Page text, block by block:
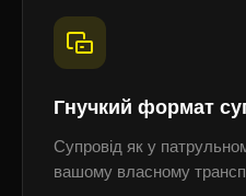
Гнучкий формат
Супровід як у
вашому власному